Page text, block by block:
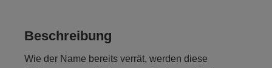
Beschreibung
Wie der Name bereits verrät, werden diese